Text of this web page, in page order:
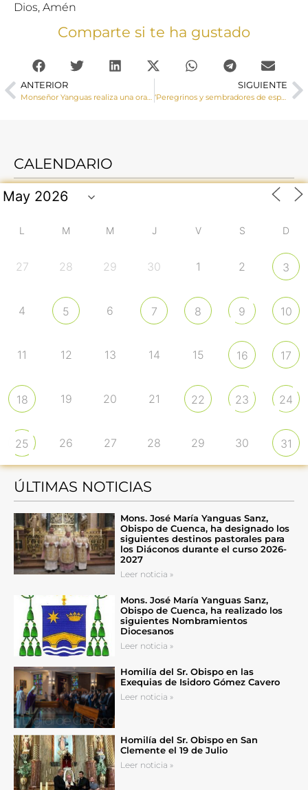
Dios, Amén
Comparte si te ha gustado
ANTERIOR SIGUIENTE
‘Peregrinos y sembradores de esperanza’, lema de la Jornada Mundial de la Vida Consagrada
CALENDARIO
L M M J V S D
27 28 29 30 1 2 3
4 5 6 7 8 9 10
11 12 13 14 15 16 17
18 19 20 21 22 23 24
25 26 27 28 29 30 31
ÚLTIMAS NOTICIAS
Mons. José María Yanguas Sanz,
Obispo de Cuenca, ha designado los
siguientes destinos pastorales para
los Diáconos durante el curso 2026-
2027
Leer noticia »
Mons. José María Yanguas Sanz,
Obispo de Cuenca, ha realizado los
siguientes Nombramientos
Diocesanos
Leer noticia »
Homilía del Sr. Obispo en las
Exequias de Isidoro Gómez Cavero
Leer noticia »
Homilía del Sr. Obispo en San
Clemente el 19 de Julio
Leer noticia »